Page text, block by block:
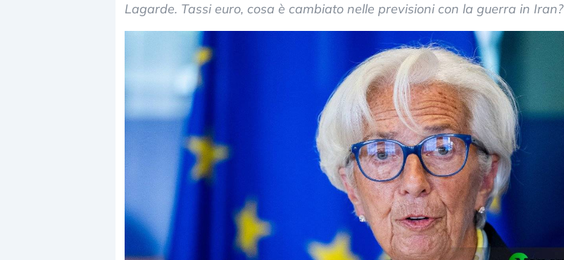
Lagarde. Tassi euro, cosa è cambiato nelle previsioni con la guerra in Iran?